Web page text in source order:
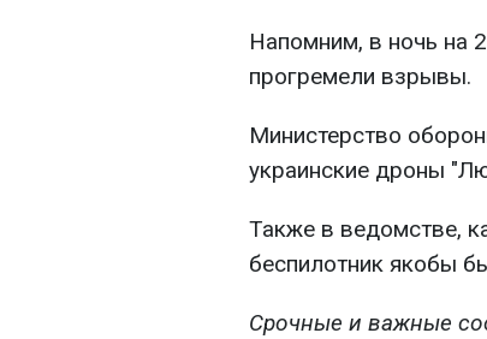
Напомним, в ночь на
прогремели взрывы.
Министерство
украинские дроны
Также в ведомстве,
беспилотник якобы
Срочные и важные